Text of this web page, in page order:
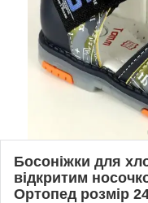
Босоніжки для
відкритим
Ортопед розмір